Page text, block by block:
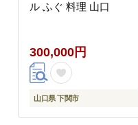
ル ふぐ 料理 山口
300,000円
山口県 下関市